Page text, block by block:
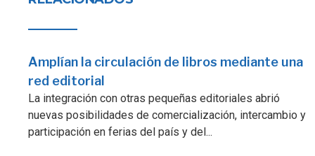
Amplían la circulación de libros mediante una
red editorial
La integración con otras pequeñas editoriales abrió
nuevas posibilidades de comercialización, intercambio y
participación en ferias del país y del...